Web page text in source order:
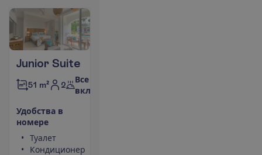
Junior Suite
51 m² 2
Все
включено
Удобства в
номере
Туалет
Кондиционер